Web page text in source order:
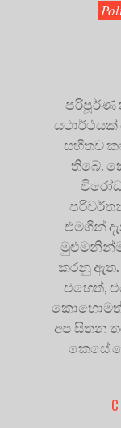
පරිපූර්ණ
සහිතව
තිබේ.
එමගින්
මුළුමනින්ම
කරනු ඇත.
එහෙත්,
කොහොමත්
අප සිතන
කෙසේ